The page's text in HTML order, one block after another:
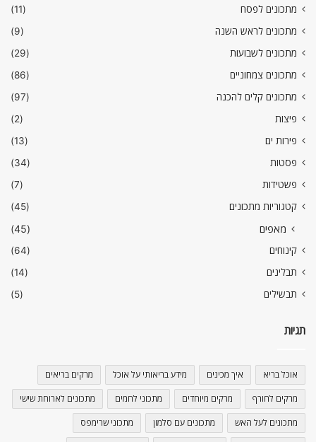
מתכונים לפסח
(11)
מתכונים לראש השנה
(9)
מתכונים לשבועות
(29)
מתכונים צמחוניים
(86)
מתכונים קלים להכנה
(97)
פיצות
(2)
פירות ים
(13)
פסטות
(34)
פשטידות
(7)
קטגוריות מתכונים
(45)
מאפים (45)
קינוחים
(64)
תבלינים
(14)
תבשילים
(5)
תגיות
אוכל בריא איך מכינים מידע בריאותי על אוכל מרקים בריאים
מרקים לחורף מרקים מיוחדים מתכוני לחמים מתכונים לארוחת שישי
מתכונים לעל האש מתכונים עם סלמון מתכוני שרימפס